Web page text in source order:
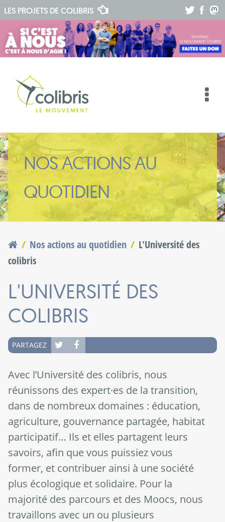
LES PROJETS DE COLIBRIS
NOS ACTIONS AU
QUOTIDIEN
Vous êtes ici
Nos actions au quotidien
L'Université des
colibris
L'UNIVERSITÉ DES
COLIBRIS
PARTAGEZ
Avec l’Université des colibris, nous
réunissons des expert·es de la transition,
dans de nombreux domaines : éducation,
agriculture, gouvernance partagée, habitat
participatif… Ils et elles partagent leurs
savoirs, afin que vous puissiez vous
former, et contribuer ainsi à une société
plus écologique et solidaire. Pour la
majorité des parcours et des Moocs, nous
travaillons avec un ou plusieurs